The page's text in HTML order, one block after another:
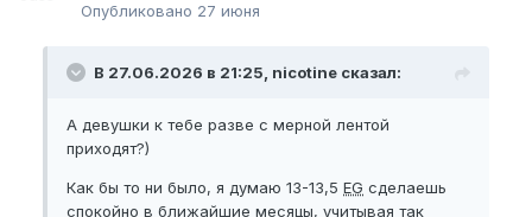
Опубликовано 27 июня
В 27.06.2026 в 21:25, nicotine сказал:
А девушки к тебе разве с мерной лентой
приходят?)
Как бы то ни было, я думаю 13-13,5 EG сделаешь
спокойно в ближайшие месяцы, учитывая так